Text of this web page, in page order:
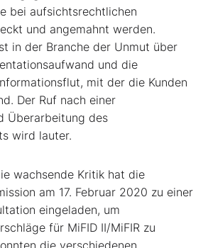
bei aufsichtsrechtlichen
und angemahnt werden.
in der Branche der Unmut über
und die
mit der die Kunden
Der Ruf nach einer
Überarbeitung des
wird lauter.
wachsende Kritik hat die
am 17. Februar 2020 zu einer
eingeladen, um
für MiFID II/MiFIR zu